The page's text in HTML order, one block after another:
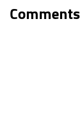
Comments